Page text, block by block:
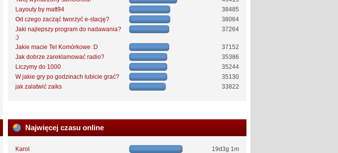
Layouty by matt94
38485
Od czego zacząć tworzyć e-stację?
38064
Jaki najlepszy program do nadawania?
;)
37264
Jakie macie Tel Komórkowe :D
37152
Jak dobrze zareklamować radio?
35386
Liczymy do 1000
35244
W jakie gry po godzinach lubicie grać?
35130
jak zalatwić zaiks
33822
Najwięcej czasu online
Karol
19d3g 1m